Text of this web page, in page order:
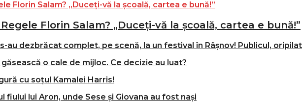
Florin Salam? „Duceți-vă la școală, cartea e bună!”
au dezbrăcat complet, pe scenă, la un festival în Râșnov! Publicul,
o cale de mijloc. Ce decizie au luat?
cu soțul Kamalei Harris!
fiului lui Aron, unde Sese și Giovana au fost nași